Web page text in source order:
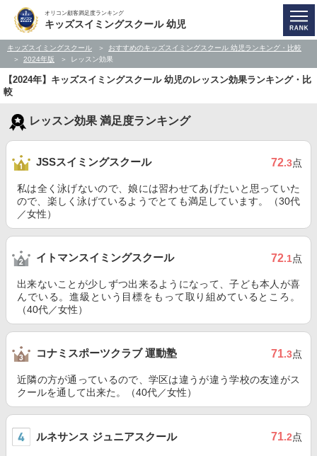
オリコン顧客満足度ランキング
キッズスイミングスクール 幼児
キッズスイミングスクール
おすすめのキッズスイミングスクール 幼児ランキング・比較
2024年版
レッスン効果
【2024年】キッズスイミングスクール 幼児のレッスン効果ランキング・比
較
レッスン効果 満足度ランキング
JSSスイミングスクール 72.3点
私は全く泳げないので、娘には習わせてあげたいと思っていた
ので、楽しく泳げているようでとても満足しています。（30代
／女性）
イトマンスイミングスクール 72.1点
出来ないことが少しずつ出来るようになって、子ども本人が喜
んでいる。進級という目標をもって取り組めているところ。
（40代／女性）
コナミスポーツクラブ 運動塾 71.3点
近隣の方が通っているので、学区は違うが違う学校の友達がス
クールを通して出来た。（40代／女性）
ルネサンス ジュニアスクール 71.2点